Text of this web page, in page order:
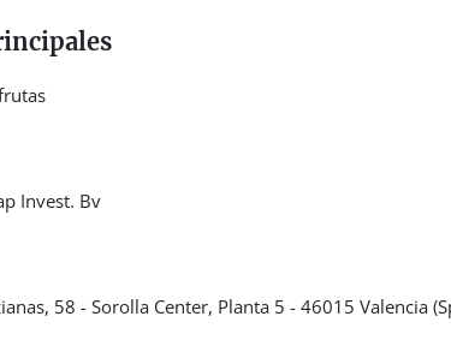
Invest. Bv
58 - Sorolla Center, Planta 5 - 46015 Valencia